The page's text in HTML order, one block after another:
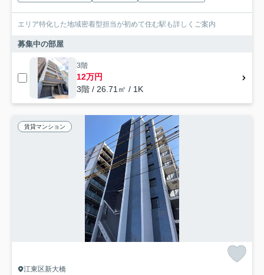
エリア特化した地域密着型担当が初めて住む駅も詳しくご案内
募集中の部屋
3階
12万円
3階 / 26.71㎡ / 1K
賃貸マンション
江東区新大橋